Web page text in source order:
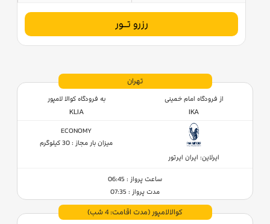
رزرو تــور
تهران
از فرودگاه امام خمینی
IKA
به فرودگاه کوالا لامپور
KLIA
ایرلاین: ایران ایرتور
ECONOMY
میزان بار مجاز : 30 کیلوگرم
ساعت پرواز : 06:45
مدت پرواز : 07:35
کوالالامپور(مدت اقامت: 4 شب)